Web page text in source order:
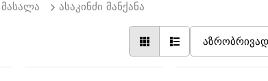
მასალა ასაკინძი მანქანა